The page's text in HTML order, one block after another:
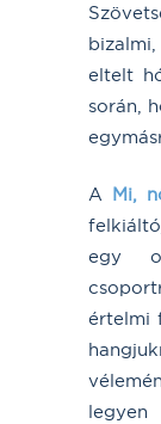
eltelt
során,
A Mi,
egy
értelmi